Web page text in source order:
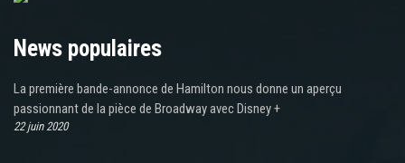
News populaires
La première bande-annonce de Hamilton nous donne un aperçu
passionnant de la pièce de Broadway avec Disney +
22 juin 2020